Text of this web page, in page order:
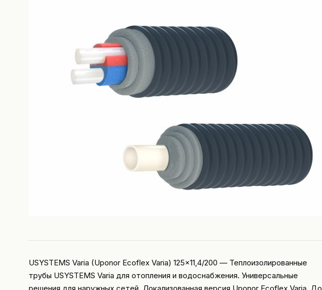
USYSTEMS Varia (Uponor Ecoflex Varia) 125x11,4/200 — Теплоизолированные
трубы USYSTEMS Varia для отопления и водоснабжения. Универсальные